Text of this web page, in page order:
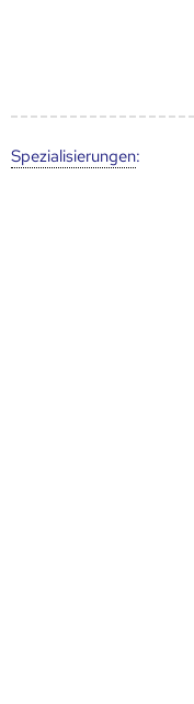
Speziali­sierungen: